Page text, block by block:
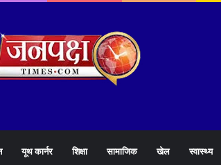
यूथ कार्नर शिक्षा सामाजिक खेल स्वास्थ्य